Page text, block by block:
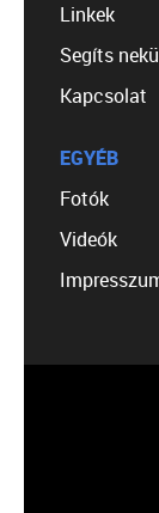
Linkek
Segíts
Kapcsolat
EGYÉB
Fotók
Videók